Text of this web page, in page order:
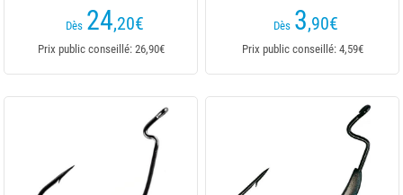
Dès 24,20€
Prix public conseillé: 26,90€
Dès 3,90€
Prix public conseillé: 4,59€